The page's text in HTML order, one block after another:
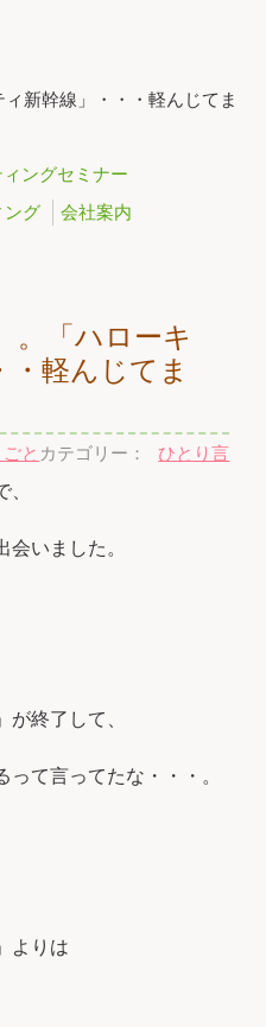
新幹線」・・・軽んじてま
ングセミナー
ング
会社案内
。「ハローキ
・軽んじてま
カテゴリー： ひとり言
と
会いました。
が終了して、
て言ってたな・・・。
よりは